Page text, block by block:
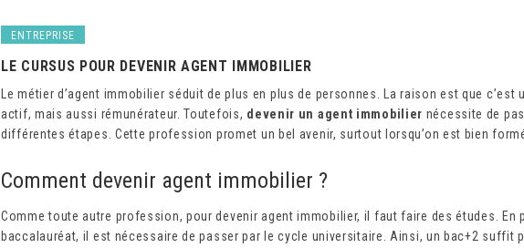
ENTREPRISE
LE CURSUS POUR DEVENIR AGENT IMMOBILIER
Le métier d’agent immobilier séduit de plus en plus de personnes. La raison est que c’est
actif, mais aussi rémunérateur. Toutefois, devenir un agent immobilier nécessite de
différentes étapes. Cette profession promet un bel avenir, surtout lorsqu’on est bien
Comment devenir agent immobilier ?
Comme toute autre profession, pour devenir agent immobilier, il faut faire des études. En
baccalauréat, il est nécessaire de passer par le cycle universitaire. Ainsi, un bac+2 suffit